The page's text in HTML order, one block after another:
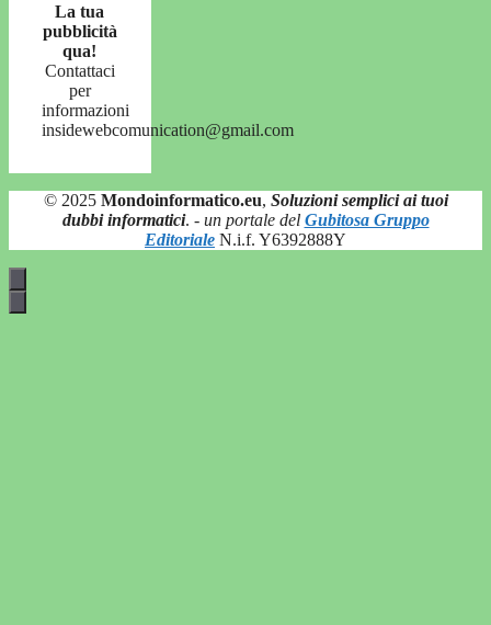
La tua
pubblicità
qua!
Contattaci
per
informazioni
insidewebcomunication@gmail.com
© 2025 Mondoinformatico.eu, Soluzioni semplici ai tuoi
dubbi informatici. - un portale del Gubitosa Gruppo
Editoriale N.i.f. Y6392888Y